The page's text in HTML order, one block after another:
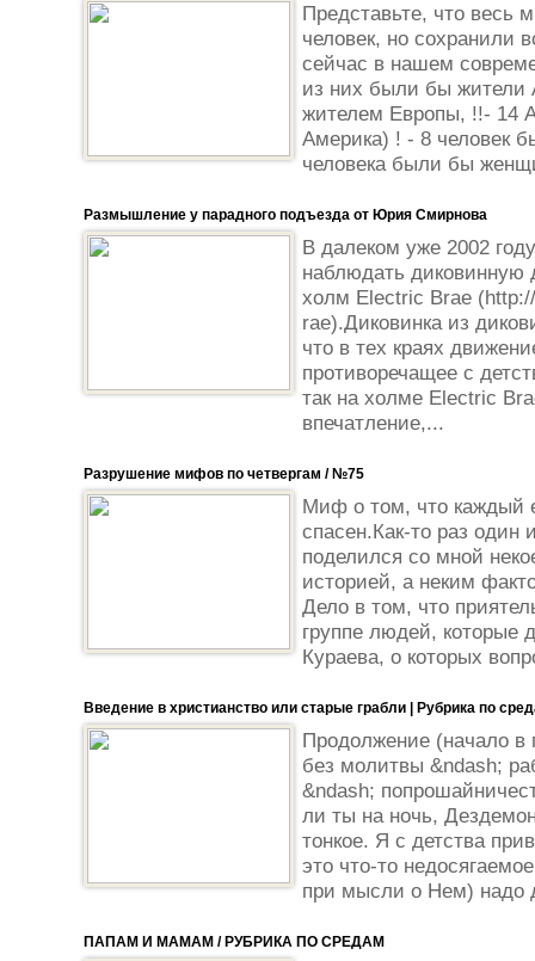
Представьте, что весь
человек, но сохранили
сейчас в нашем
из них были бы жители
жителем Европы, !!- 14
Америка) ! - 8 человек
человека были бы
Размышление у парадного подъезда от Юрия Смирнова
В далеком уже 2002
наблюдать диковинную
холм Electric Brae
rae).Диковинка из
что в тех краях
противоречащее с
так на холме Electric
впечатление,...
Разрушение мифов по четвергам / №75
Миф о том, что каждый
спасен.Как-то раз
поделился со мной
историей, а неким
Дело в том, что
группе людей, которые
Кураева, о которых
Введение в христианство или старые грабли | Рубрика по
Продолжение (начало
без молитвы &ndash;
&ndash;
ли ты на ночь,
тонкое. Я с детства
это что-то
при мысли о Нем) надо
ПАПАМ И МАМАМ / РУБРИКА ПО СРЕДАМ